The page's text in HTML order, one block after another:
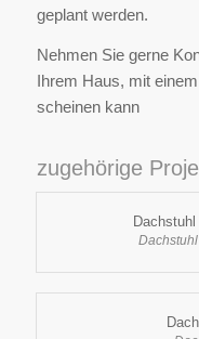
geplant werden.
Nehmen Sie gerne
Ihrem Haus, mit
scheinen kann
zugehörige